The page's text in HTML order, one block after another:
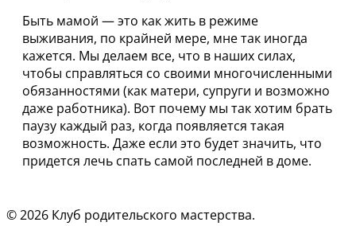
Быть мамой — это как жить в режиме
выживания, по крайней мере, мне так иногда
кажется. Мы делаем все, что в наших силах,
чтобы справляться со своими многочисленными
обязанностями (как матери, супруги и возможно
даже работника). Вот почему мы так хотим брать
паузу каждый раз, когда появляется такая
возможность. Даже если это будет значить, что
придется лечь спать самой последней в доме.
© 2026 Клуб родительского мастерства.